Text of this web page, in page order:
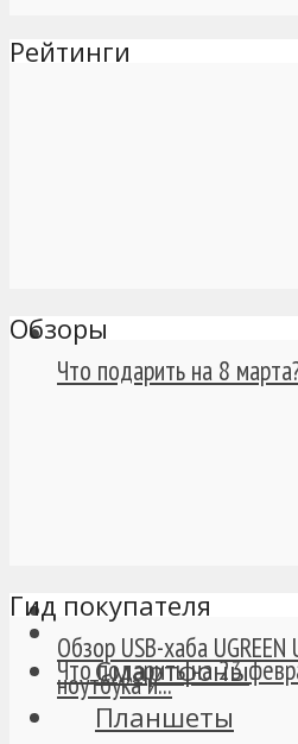
Рейтинги
Что подарить на 8
Что подарить на 23
Обзоры
Обзор USB-хаба
ноутбука и...
Гид покупателя
Смартфоны
Планшеты